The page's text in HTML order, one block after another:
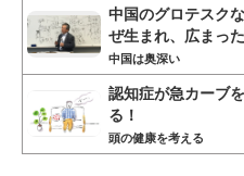
中国のグロテスク
ぜ生まれ、広まっ
中国は奥深い
認知症が急カーブ
る！
頭の健康を考える